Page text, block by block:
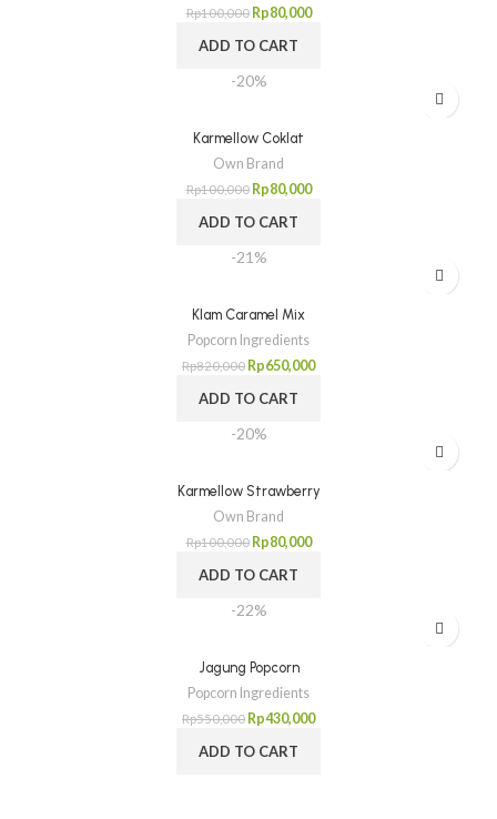
Rp100,000 Rp80,000
ADD TO CART
-20%
Karmellow Coklat
Own Brand
Rp100,000 Rp80,000
ADD TO CART
-21%
Klam Caramel Mix
Popcorn Ingredients
Rp820,000 Rp650,000
ADD TO CART
-20%
Karmellow Strawberry
Own Brand
Rp100,000 Rp80,000
ADD TO CART
-22%
Jagung Popcorn
Popcorn Ingredients
Rp550,000 Rp430,000
ADD TO CART